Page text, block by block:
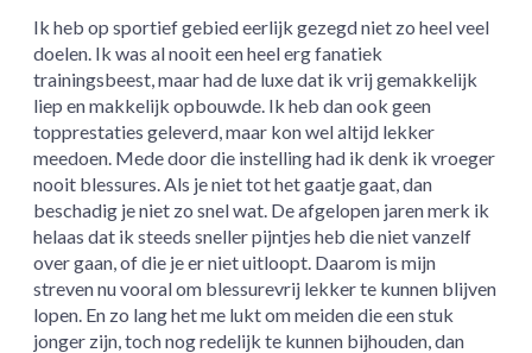
Ik heb op sportief gebied eerlijk gezegd niet zo heel veel
doelen. Ik was al nooit een heel erg fanatiek
trainingsbeest, maar had de luxe dat ik vrij gemakkelijk
liep en makkelijk opbouwde. Ik heb dan ook geen
topprestaties geleverd, maar kon wel altijd lekker
meedoen. Mede door die instelling had ik denk ik vroeger
nooit blessures. Als je niet tot het gaatje gaat, dan
beschadig je niet zo snel wat. De afgelopen jaren merk ik
helaas dat ik steeds sneller pijntjes heb die niet vanzelf
over gaan, of die je er niet uitloopt. Daarom is mijn
streven nu vooral om blessurevrij lekker te kunnen blijven
lopen. En zo lang het me lukt om meiden die een stuk
jonger zijn, toch nog redelijk te kunnen bijhouden, dan